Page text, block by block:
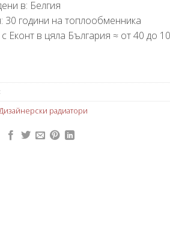
в: Белгия
30 години на топлообменника
Еконт в цяла България ≈ от 40 до
радиатори